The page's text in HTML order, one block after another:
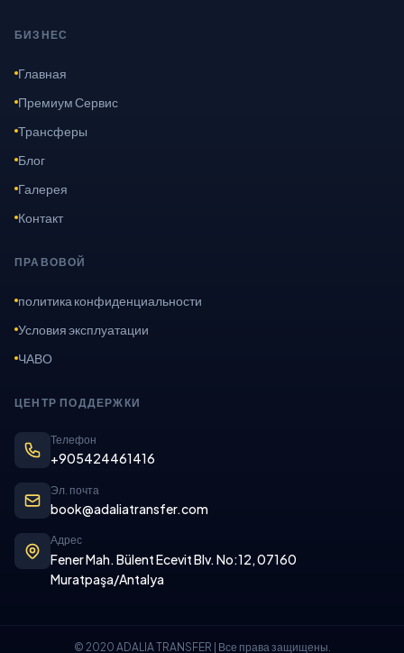
БИЗНЕС
Главная
Премиум Сервис
Трансферы
Блог
Галерея
Контакт
ПРАВОВОЙ
политика конфиденциальности
Условия эксплуатации
ЧАВО
ЦЕНТР ПОДДЕРЖКИ
Телефон
+905424461416
Эл. почта
book@adaliatransfer.com
Адрес
Fener Mah. Bülent Ecevit Blv. No:12, 07160
Muratpaşa/Antalya
© 2020 ADALIA TRANSFER | Все права защищены.